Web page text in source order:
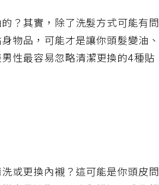
？其實，除了洗髮方式可能有問
物品，可能才是讓你頭髮變油、
性最容易忽略清潔更換的4種貼
或更換內襯？這可能是你頭皮問